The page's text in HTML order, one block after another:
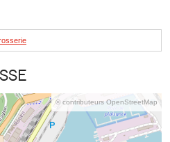
© contributeurs OpenStreetMap